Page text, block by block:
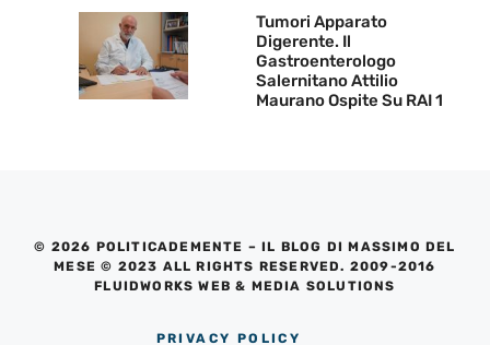
Tumori Apparato
Digerente. Il
Gastroenterologo
Salernitano Attilio
Maurano Ospite Su RAI 1
© 2026 POLITICADEMENTE – IL BLOG DI MASSIMO DEL
MESE © 2023 ALL RIGHTS RESERVED. 2009-2016
FLUIDWORKS WEB & MEDIA SOLUTIONS
PRIVACY POLICY